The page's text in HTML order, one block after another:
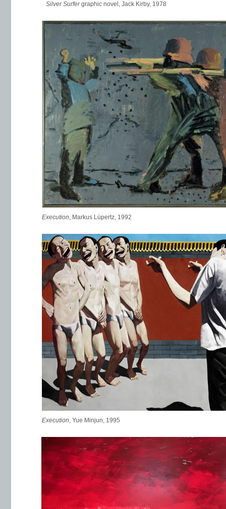
Silver Surfergraphic novel, Jack Kirby, 1978
Execution, Markus Lüpertz, 1992
Execution, Yue Minjun, 1995